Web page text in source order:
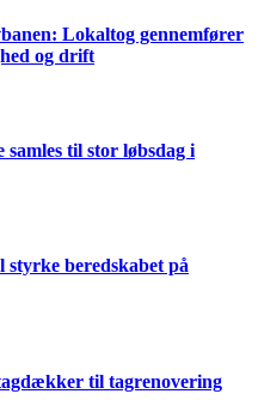
Lokaltog gennemfører
og drift
til stor løbsdag i
beredskabet på
til tagrenovering